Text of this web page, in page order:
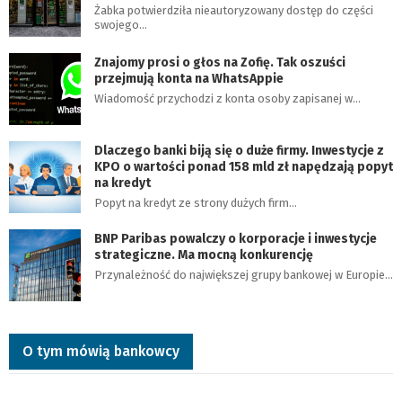
Żabka potwierdziła nieautoryzowany dostęp do części
swojego…
Znajomy prosi o głos na Zofię. Tak oszuści
przejmują konta na WhatsAppie
Wiadomość przychodzi z konta osoby zapisanej w…
Dlaczego banki biją się o duże firmy. Inwestycje z
KPO o wartości ponad 158 mld zł napędzają popyt
na kredyt
Popyt na kredyt ze strony dużych firm…
BNP Paribas powalczy o korporacje i inwestycje
strategiczne. Ma mocną konkurencję
Przynależność do największej grupy bankowej w Europie…
O tym mówią bankowcy